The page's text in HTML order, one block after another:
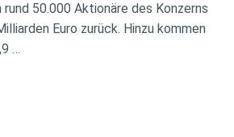
50.000 Aktionäre des Konzerns
Euro zurück. Hinzu kommen
…